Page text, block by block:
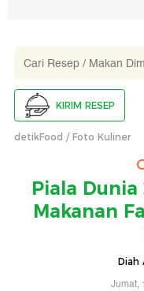
KIRIM RESEP
detikFood Foto Kuliner
Piala
Makanan
Diah
Jumat,